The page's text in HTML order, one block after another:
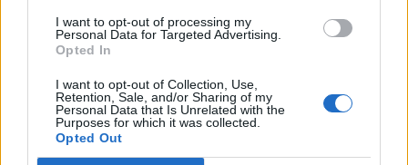
I want to opt-out of processing my
Personal Data for Targeted Advertising.
Opted In
I want to opt-out of Collection, Use,
Retention, Sale, and/or Sharing of my
Personal Data that Is Unrelated with the
Purposes for which it was collected.
Opted Out